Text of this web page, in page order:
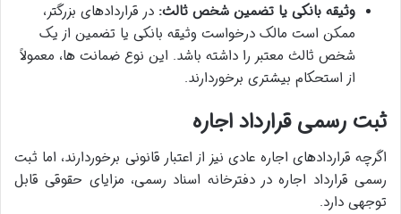
وثیقه بانکی یا تضمین شخص ثالث: در قراردادهای بزرگتر،
ممکن است مالک درخواست وثیقه بانکی یا تضمین از یک
شخص ثالث معتبر را داشته باشد. این نوع ضمانت ها، معمولاً
از استحکام بیشتری برخوردارند.
ثبت رسمی قرارداد اجاره
اگرچه قراردادهای اجاره عادی نیز از اعتبار قانونی برخوردارند، اما ثبت
رسمی قرارداد اجاره در دفترخانه اسناد رسمی، مزایای حقوقی قابل
توجهی دارد.